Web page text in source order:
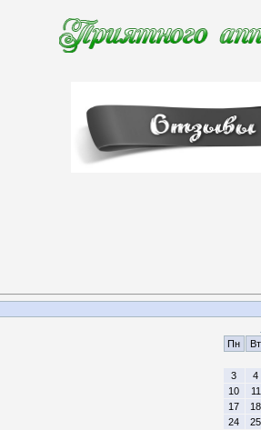
Пн
Вт
3
4
10
11
17
18
24
25